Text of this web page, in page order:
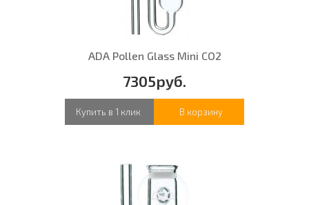
ADA Pollen Glass Mini CO2
7305руб.
Купить в 1 клик В корзину